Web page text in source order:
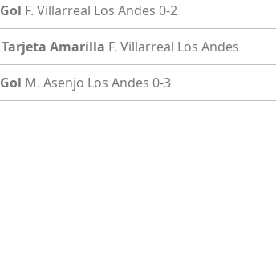
Gol F. Villarreal Los Andes 0-2
Tarjeta Amarilla F. Villarreal Los Andes
Gol M. Asenjo Los Andes 0-3